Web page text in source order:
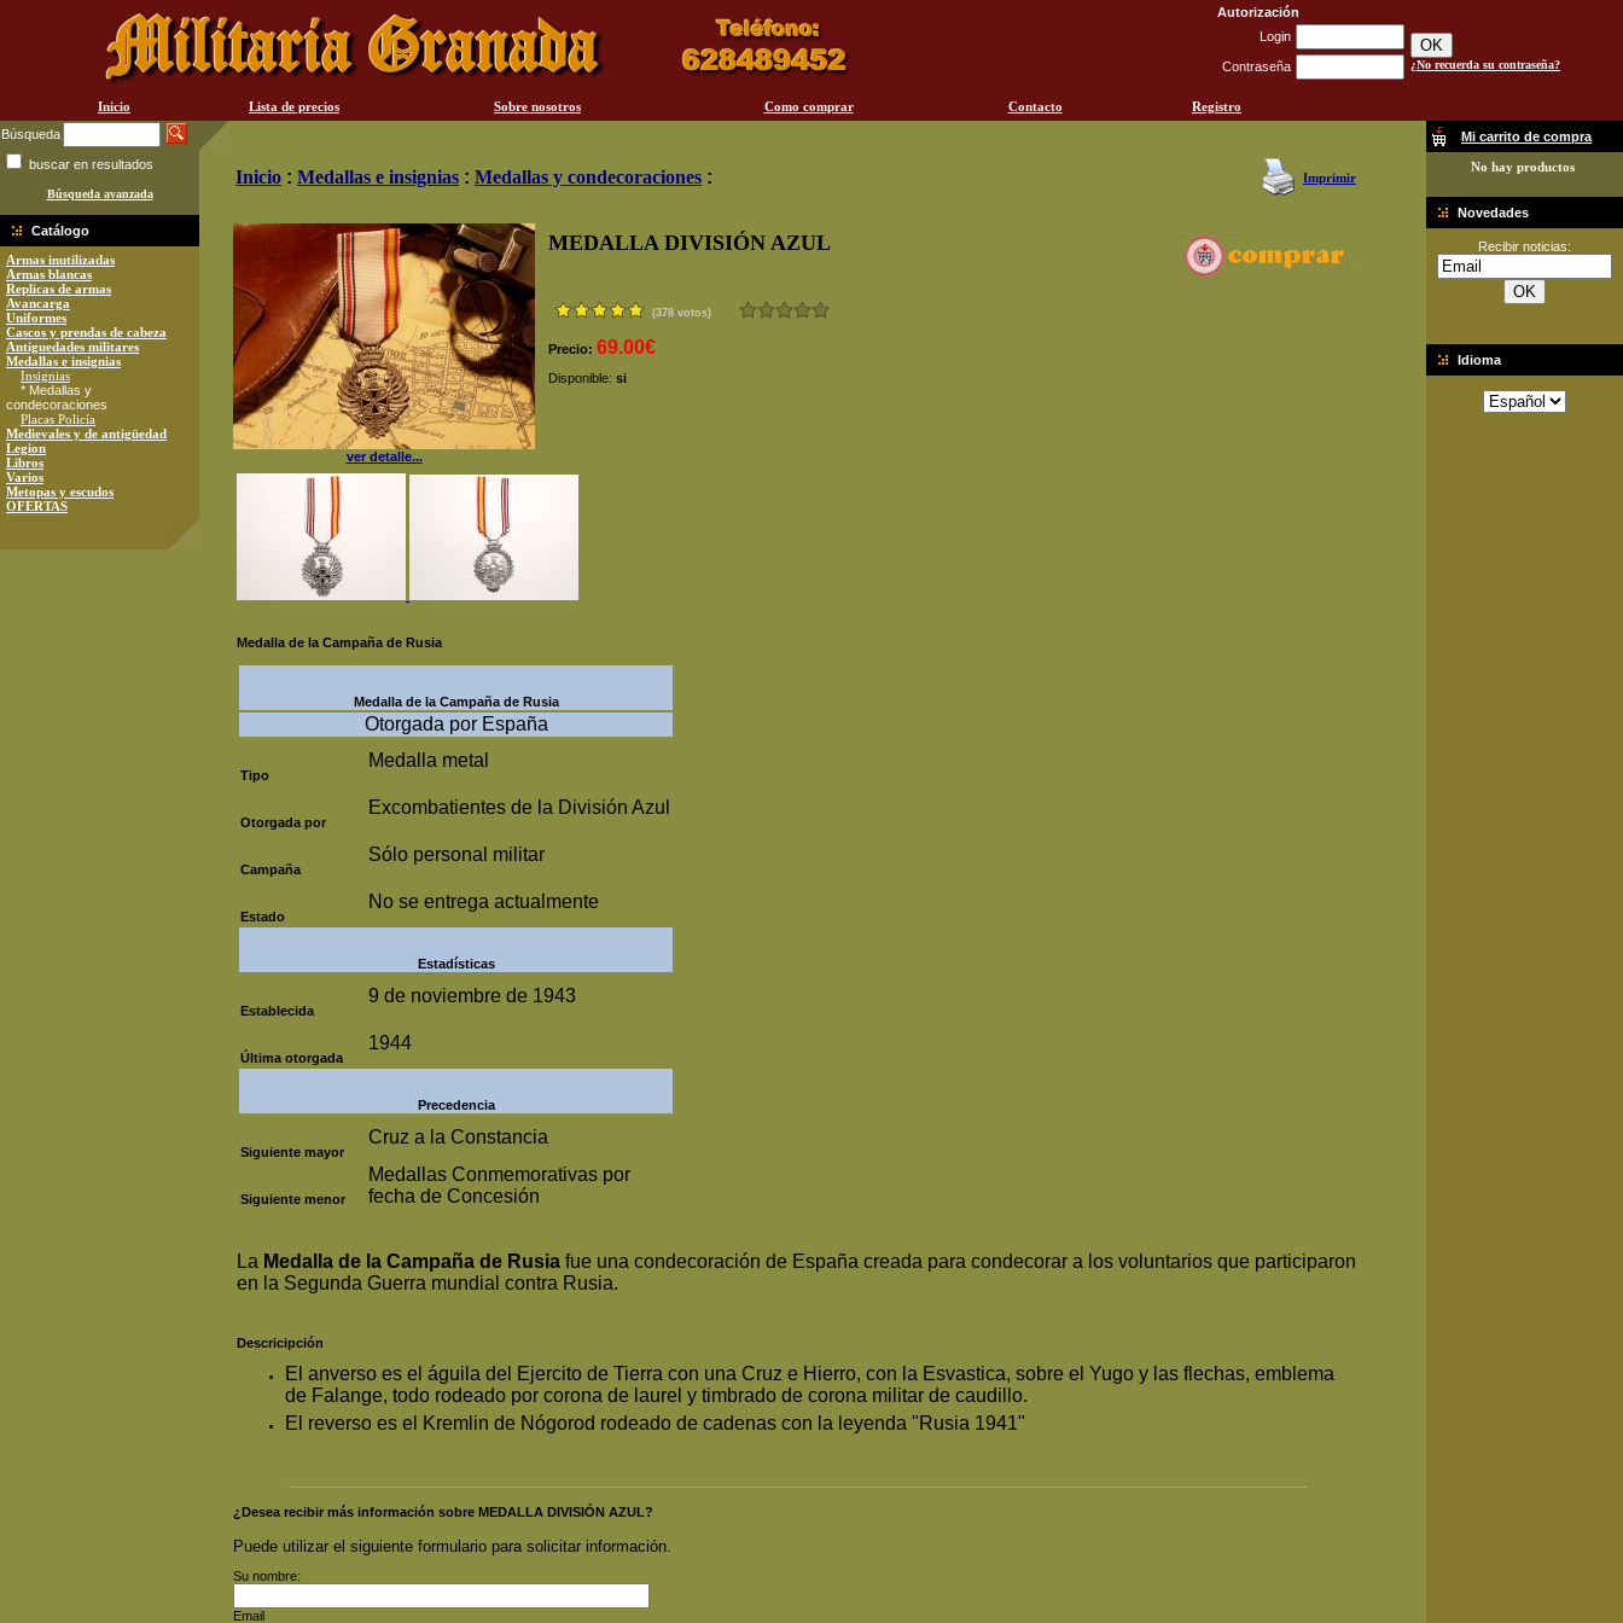
Autorización
Login
Contraseña ¿No recuerda su contraseña?
Inicio Lista de precios Sobre nosotros Como comprar Contacto
Registro
Búsqueda
buscar en resultados
Búsqueda avanzada
Catálogo
Armas inutilizadas
Armas blancas
Replicas de armas
Avancarga
Uniformes
Cascos y prendas de cabeza
Antiguedades militares
Medallas e insignias
Insignias
* Medallas y
condecoraciones
Placas Policía
Medievales y de antigüedad
Legion
Libros
Varios
Metopas y escudos
OFERTAS
Inicio : Medallas e insignias : Medallas y condecoraciones : Imprimir
ver detalle...
MEDALLA DIVISIÓN AZUL
(378 votos)
Precio: 69.00€
Disponible: si
Medalla de la Campaña de Rusia
Medalla de la Campaña de Rusia
Otorgada por España
Tipo
Medalla metal
Otorgada por
Excombatientes de la División Azul
Campaña
Sólo personal militar
Estado
No se entrega actualmente
Estadísticas
Establecida
9 de noviembre de 1943
Última otorgada
1944
Precedencia
Siguiente mayor
Cruz a la Constancia
Siguiente menor
Medallas Conmemorativas por
fecha de Concesión
La Medalla de la Campaña de Rusia fue una condecoración de España creada para condecorar a los voluntarios que participaron
en la Segunda Guerra mundial contra Rusia.
Descricipción
El anverso es el águila del Ejercito de Tierra con una Cruz e Hierro, con la Esvastica, sobre el Yugo y las flechas, emblema
de Falange, todo rodeado por corona de laurel y timbrado de corona militar de caudillo.
El reverso es el Kremlin de Nógorod rodeado de cadenas con la leyenda "Rusia 1941"
¿Desea recibir más información sobre MEDALLA DIVISIÓN AZUL?
Puede utilizar el siguiente formulario para solicitar información.
Su nombre:
Email
Mi carrito de compra
No hay productos
Novedades
Recibir noticias:
Idioma